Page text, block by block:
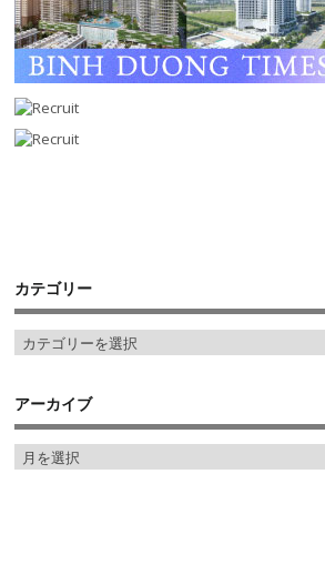
カテゴリー
アーカイブ